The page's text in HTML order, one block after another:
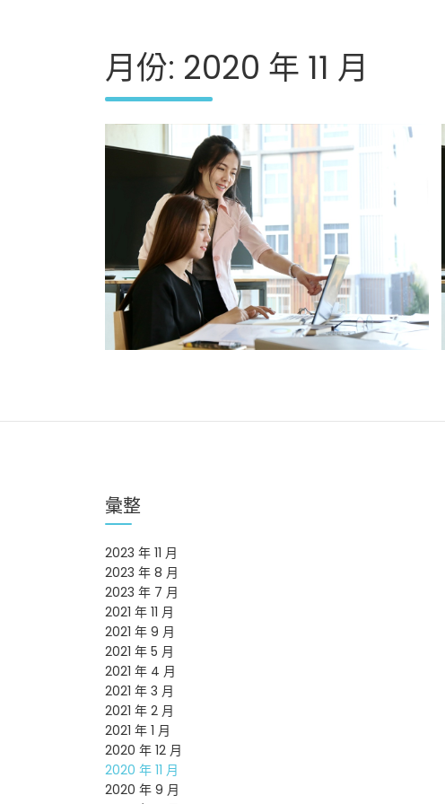
月份: 2020 年 11 月
彙整
2023 年 11 月
2023 年 8 月
2023 年 7 月
2021 年 11 月
2021 年 9 月
2021 年 5 月
2021 年 4 月
2021 年 3 月
2021 年 2 月
2021 年 1 月
2020 年 12 月
2020 年 11 月
2020 年 9 月